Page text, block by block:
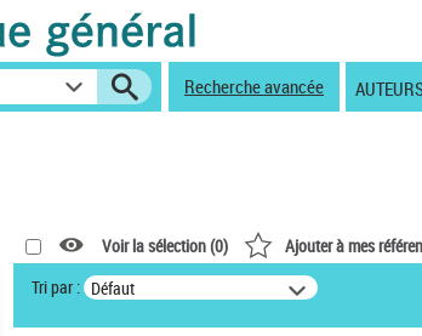
Recherche avancée
Voir la sélection (0) Ajouter à mes
Tri par : Défaut